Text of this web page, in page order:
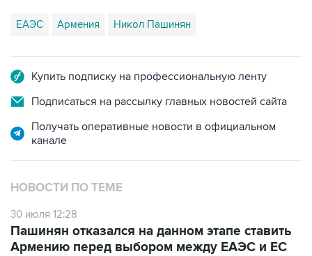
ЕАЭС Армения Никол Пашинян
Купить подписку на профессиональную ленту
Подписаться на рассылку главных новостей сайта
Получать оперативные новости в официальном
канале
НОВОСТИ ПО ТЕМЕ
30 июля 12:28
Пашинян отказался на данном этапе ставить
Армению перед выбором между ЕАЭС и ЕС